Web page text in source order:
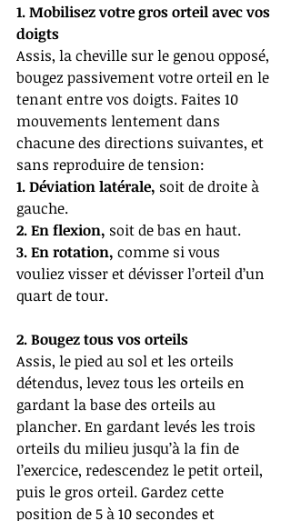
1. Mobilisez votre gros orteil avec vos
doigts
Assis, la cheville sur le genou opposé,
bougez passivement votre orteil en le
tenant entre vos doigts. Faites 10
mouvements lentement dans
chacune des directions suivantes, et
sans reproduire de tension:
1. Déviation latérale, soit de droite à
gauche.
2. En flexion, soit de bas en haut.
3. En rotation, comme si vous
vouliez visser et dévisser l’orteil d’un
quart de tour.
2. Bougez tous vos orteils
Assis, le pied au sol et les orteils
détendus, levez tous les orteils en
gardant la base des orteils au
plancher. En gardant levés les trois
orteils du milieu jusqu’à la fin de
l’exercice, redescendez le petit orteil,
puis le gros orteil. Gardez cette
position de 5 à 10 secondes et